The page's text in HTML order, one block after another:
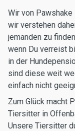
Wir von
wir verstehen
jemanden zu
wenn Du verreist
in der
sind diese weit
einfach nicht
Zum Glück macht
Tiersitter in
Unsere Tiersitter